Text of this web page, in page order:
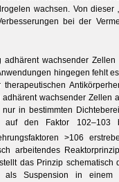
wachsen. Von dieser
bei der
adhärent wachsender
hingegen fehlt
wachsender Zellen
in bestimmten
den Faktor 102–103
>106
arbeitendes
das Prinzip schematisch
Suspension in einem